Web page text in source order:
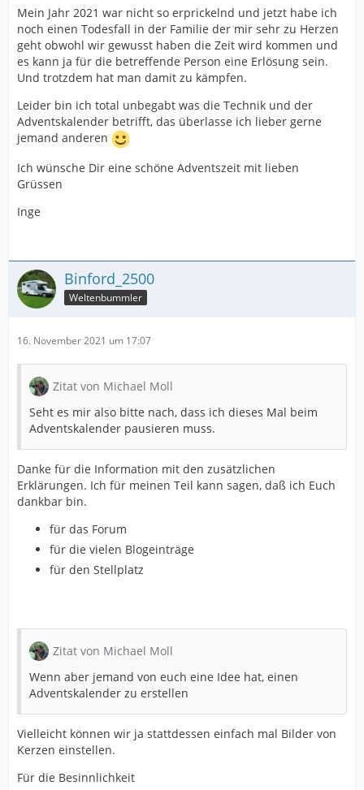
Mein Jahr 2021 war nicht so erprickelnd und jetzt habe ich
noch einen Todesfall in der Familie der mir sehr zu Herzen
geht obwohl wir gewusst haben die Zeit wird kommen und
es kann ja für die betreffende Person eine Erlösung sein.
Und trotzdem hat man damit zu kämpfen.
Leider bin ich total unbegabt was die Technik und der
Adventskalender betrifft, das überlasse ich lieber gerne
jemand anderen
Ich wünsche Dir eine schöne Adventszeit mit lieben
Grüssen
Inge
Binford_2500
Weltenbummler
16. November 2021 um 17:07
Zitat von Michael Moll
Seht es mir also bitte nach, dass ich dieses Mal beim
Adventskalender pausieren muss.
Danke für die Information mit den zusätzlichen
Erklärungen. Ich für meinen Teil kann sagen, daß ich Euch
dankbar bin.
für das Forum
für die vielen Blogeinträge
für den Stellplatz
Zitat von Michael Moll
Wenn aber jemand von euch eine Idee hat, einen
Adventskalender zu erstellen
Vielleicht können wir ja stattdessen einfach mal Bilder von
Kerzen einstellen.
Für die Besinnlichkeit